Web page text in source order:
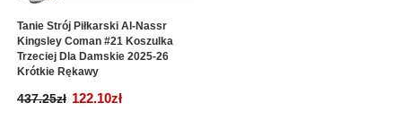
Tanie Strój Piłkarski Al-Nassr
Kingsley Coman #21 Koszulka
Trzeciej Dla Damskie 2025-26
Krótkie Rękawy
437.25zł 122.10zł